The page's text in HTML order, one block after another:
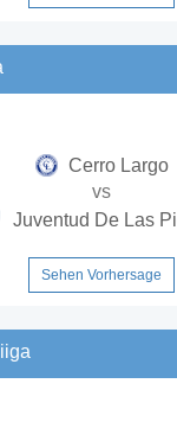
Cerro Largo
vs
Juventud De Las
Sehen Vorhersage